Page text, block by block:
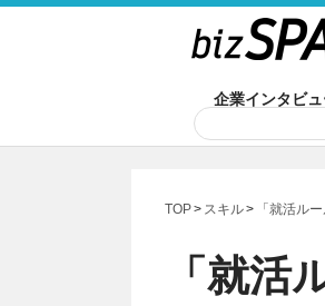
企業インタビ
TOP スキル 「就活ル
「就活